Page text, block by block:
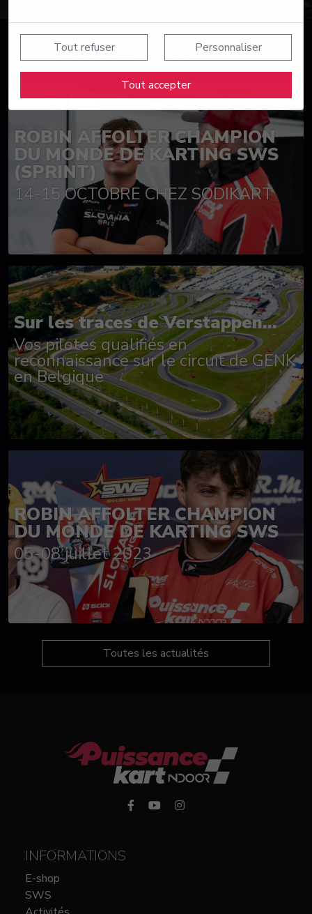
Tout refuser Personnaliser
Tout accepter
Suivez nos actualités
ROBIN AFFOLTER CHAMPION
DU MONDE DE KARTING SWS
(SPRINT)
14-15 OCTOBRE CHEZ SODIKART
Sur les traces de Verstappen...
Vos pilotes qualifiés en
reconnaissance sur le circuit de GENK
en Belgique
ROBIN AFFOLTER CHAMPION
DU MONDE DE KARTING SWS
05-08 juillet 2023
Toutes les actualités
INFORMATIONS
E-shop
SWS